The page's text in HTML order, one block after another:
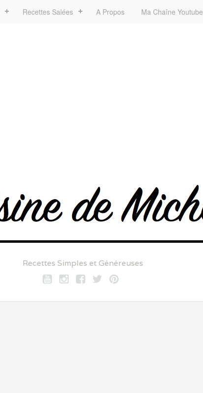
Recettes Salées A Propos Ma Chaîne Youtube
Recettes Simples et Généreuses